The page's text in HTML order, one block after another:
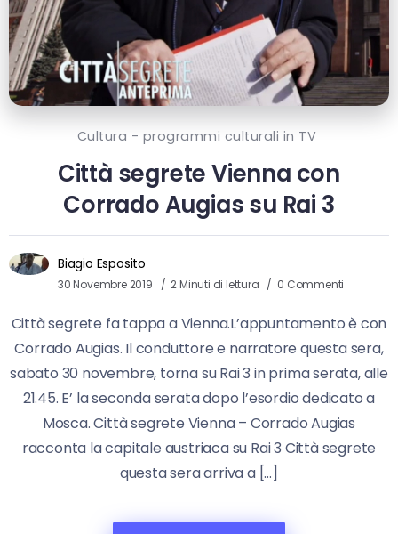
Cultura - programmi culturali in TV
Città segrete Vienna con
Corrado Augias su Rai 3
Biagio Esposito
30 Novembre 2019 2 Minuti di lettura 0 Commenti
Città segrete fa tappa a Vienna.L’appuntamento è con
Corrado Augias. Il conduttore e narratore questa sera,
sabato 30 novembre, torna su Rai 3 in prima serata, alle
21.45. E’ la seconda serata dopo l’esordio dedicato a
Mosca. Città segrete Vienna – Corrado Augias
racconta la capitale austriaca su Rai 3 Città segrete
questa sera arriva a […]